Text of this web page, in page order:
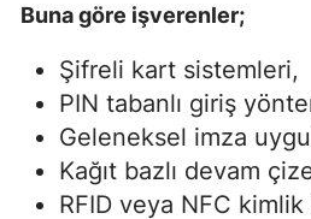
Buna göre işverenler;
Şifreli kart sistemleri,
PIN tabanlı giriş
Geleneksel imza
Kağıt bazlı devam
RFID veya NFC kimlik